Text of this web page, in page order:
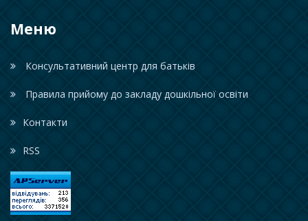
Меню
Консультативний центр для батьків
Правила прийому до закладу дошкільної освіти
Контакти
RSS